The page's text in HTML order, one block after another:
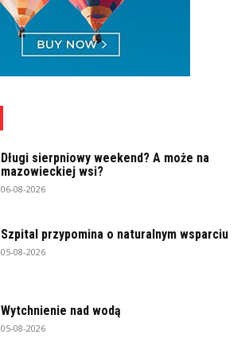
Długi sierpniowy weekend? A może na
mazowieckiej wsi?
06-08-2026
Szpital przypomina o naturalnym wsparciu
05-08-2026
Wytchnienie nad wodą
05-08-2026